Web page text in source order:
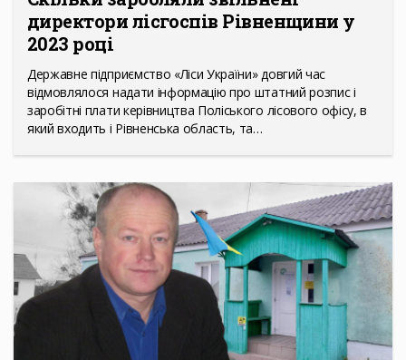
директори лісгоспів Рівненщини у
2023 році
Державне підприємство «Ліси України» довгий час
відмовлялося надати інформацію про штатний розпис і
заробітні плати керівництва Поліського лісового офісу, в
який входить і Рівненська область, та…